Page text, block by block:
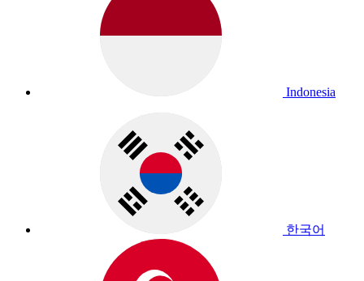
Indonesia
한국어